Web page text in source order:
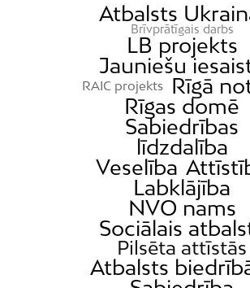
Atbalsts
Brīvprātīgais darbs
LB projekts
Jauniešu
RAIC projekts
Rīgā
Rīgas domē
Sabiedrības
līdzdalība
Veselība
Labklājība
NVO nams
Sociālais
Pilsēta attīstās
Atbalsts